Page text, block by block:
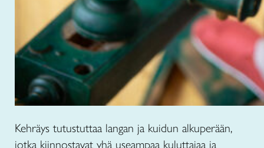
Kehräys tutustuttaa langan ja kuidun alkuperään,
jotka kiinnostavat yhä useampaa kuluttajaa ja